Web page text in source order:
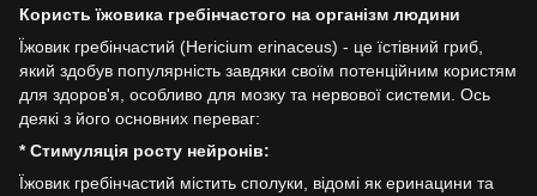
Користь їжовика гребінчастого на організм людини
Їжовик гребінчастий (Hericium erinaceus) - це їстівний гриб,
який здобув популярність завдяки своїм потенційним користям
для здоров'я, особливо для мозку та нервової системи. Ось
деякі з його основних переваг:
* Стимуляція росту нейронів:
Їжовик гребінчастий містить сполуки, відомі як еринацини та